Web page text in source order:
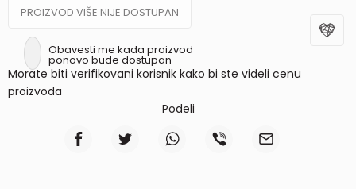
PROIZVOD VIŠE NIJE DOSTUPAN
Obavesti me kada proizvod
ponovo bude dostupan
Morate biti verifikovani korisnik kako bi ste videli cenu
proizvoda
Podeli